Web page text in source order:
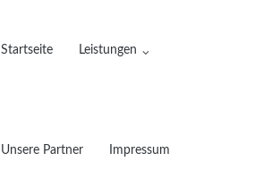
Startseite Leistungen
Unsere Partner Impressum